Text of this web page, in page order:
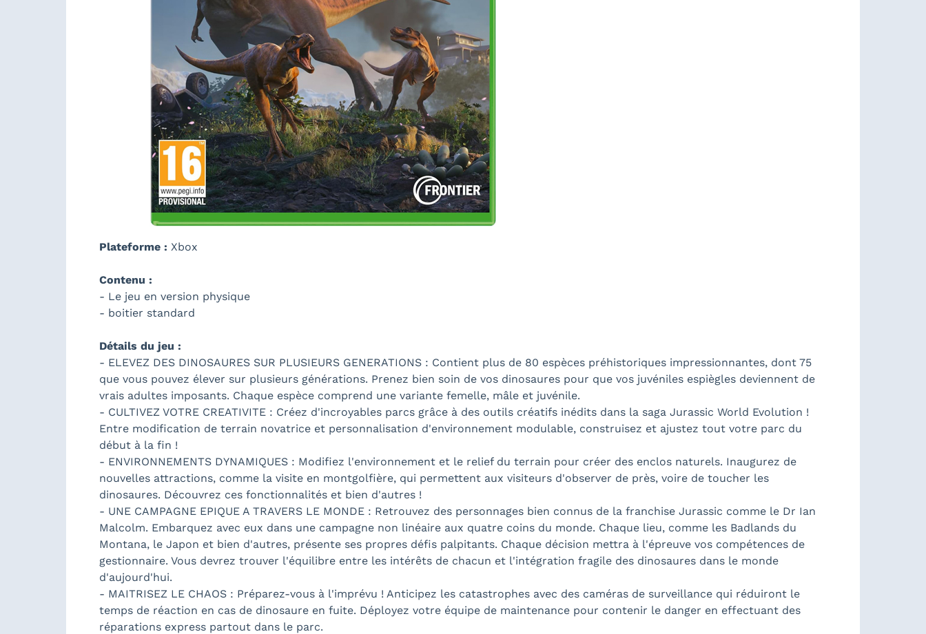
Plateforme : Xbox
Contenu :
- Le jeu en version physique
- boitier standard
Détails du jeu :
- ELEVEZ DES DINOSAURES SUR PLUSIEURS GENERATIONS : Contient plus de 80 espèces préhistoriques impressionnantes, dont 75
que vous pouvez élever sur plusieurs générations. Prenez bien soin de vos dinosaures pour que vos juvéniles espiègles deviennent de
vrais adultes imposants. Chaque espèce comprend une variante femelle, mâle et juvénile.
- CULTIVEZ VOTRE CREATIVITE : Créez d'incroyables parcs grâce à des outils créatifs inédits dans la saga Jurassic World Evolution !
Entre modification de terrain novatrice et personnalisation d'environnement modulable, construisez et ajustez tout votre parc du
début à la fin !
- ENVIRONNEMENTS DYNAMIQUES : Modifiez l'environnement et le relief du terrain pour créer des enclos naturels. Inaugurez de
nouvelles attractions, comme la visite en montgolfière, qui permettent aux visiteurs d'observer de près, voire de toucher les
dinosaures. Découvrez ces fonctionnalités et bien d'autres !
- UNE CAMPAGNE EPIQUE A TRAVERS LE MONDE : Retrouvez des personnages bien connus de la franchise Jurassic comme le Dr Ian
Malcolm. Embarquez avec eux dans une campagne non linéaire aux quatre coins du monde. Chaque lieu, comme les Badlands du
Montana, le Japon et bien d'autres, présente ses propres défis palpitants. Chaque décision mettra à l'épreuve vos compétences de
gestionnaire. Vous devrez trouver l'équilibre entre les intérêts de chacun et l'intégration fragile des dinosaures dans le monde
d'aujourd'hui.
- MAITRISEZ LE CHAOS : Préparez-vous à l'imprévu ! Anticipez les catastrophes avec des caméras de surveillance qui réduiront le
temps de réaction en cas de dinosaure en fuite. Déployez votre équipe de maintenance pour contenir le danger en effectuant des
réparations express partout dans le parc.